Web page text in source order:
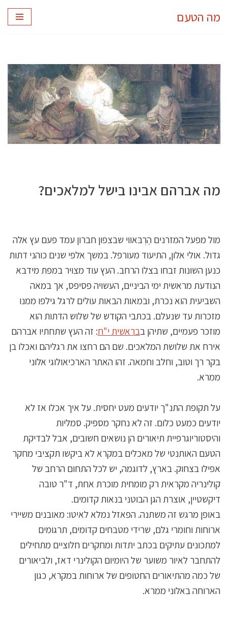
מה הטעם
מה אברהם אבינו בישל למלאכים?
מול מפעל המזרנים הֶרְבּאווי שבצפון חברון עמד פעם עץ אלה
גדול. אולי אלון, התיעוד מעורפל. במשך אלפי שנים כוהני דתות
כנען השונות זבחו בצלו הרחב. העץ עוד מצויר במפת מידבא
הנודעת מראשית ימי הביניים, העשויה פסיפס, אך במאה
השביעית הוא נכרת, ובמאות הבאות עולים לרגל גילפו ממנו
מזכרות עד שנעלם. בכתבי הקודש של שלוש הדתות הוא
מוזכר פעמיים, שתיהן בבראשית י"ח: זה העץ שתחתיו אברהם
אירח את שלושת המלאכים. שם הם רחצו את רגליהם ואכלו בן
בקר רך וטוב, וחלב וחמאה. זהו האתר הארכיאולוגי אלוני
ממרא.
על תקופת התנ"ך יודעים מעט יחסית. על איך אכלו אז לא
יודעים כמעט כלום. זה לא נחקר מספיק. סמליות
והיסטוריוגרפיית תיאורים הן נושאים חשובים, אבל לבדיקת
הטעם האותנטי של מאכלים במקרא לא ביקשו תקציבי מחקר
אפילו בצחוק. בארץ, לדוגמה, יש לכל התחום הרחב של
קולינריה מקראית רק מומחית מוכרת אחת, ד"ר טובה
דיקשטיין, אוצרת הגן הבוטני בנאות קדומים.
באופן מרגש זה משתנה. הפאזל נמלא לאיטו: מאובנים משיירי
ארוחות וחומרי גלם, שרידי מטבחים קדומים, תרגומים
למתכונים עתיקים בכתב יתדות ומחקרים חלוציים מתחילים
להתחבר לאיור משוער של היומיום הקולינרי דאז, ולביאורים
של כמה מהתיאורים החטופים של ארוחות במקרא, כגון
הארוחה באלוני ממרא.